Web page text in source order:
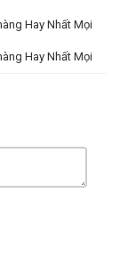
Hay Nhất Mọi
Hay Nhất Mọi
với mong muốn
người chưa có cơ
chút về vẻ đẹp
xây dựng nên một
những sản phẩm
ủng hộ nhé.